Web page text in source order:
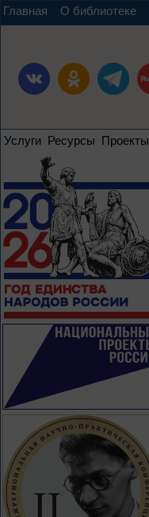
Главная О библиотеке
Услуги Ресурсы Проекты